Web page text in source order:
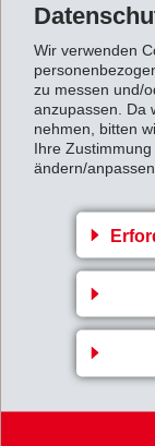
Wir verwenden
zu messen und/
anzupassen. Da
nehmen, bitten
Ihre Zustimmung
ändern/anpassen.
der
1997 realisiert. Die
indem diese von 20
EMS-
7013 Domat/